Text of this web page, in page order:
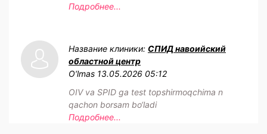
Подробнее...
Название клиники: СПИД навоийский
областной центр
O‘lmas 13.05.2026 05:12
OIV va SPID ga test topshirmoqchima n
qachon borsam bo‘ladi
Подробнее...